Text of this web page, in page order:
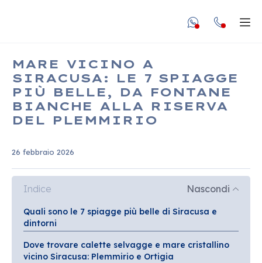
undefined
MARE VICINO A
SIRACUSA: LE 7 SPIAGGE
PIÙ BELLE, DA FONTANE
BIANCHE ALLA RISERVA
DEL PLEMMIRIO
26 febbraio 2026
Indice Nascondi
Quali sono le 7 spiagge più belle di Siracusa e
dintorni
Dove trovare calette selvagge e mare cristallino
vicino Siracusa: Plemmirio e Ortigia